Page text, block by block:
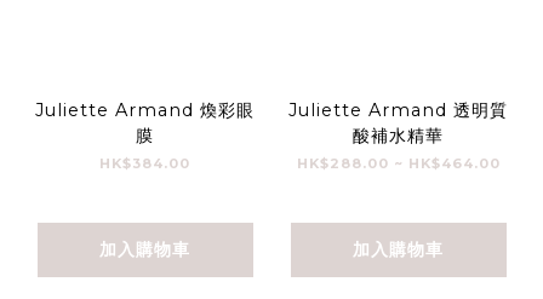
Juliette Armand 煥彩眼
膜
HK$384.00
加入購物車
Juliette Armand 透明質
酸補水精華
HK$288.00 ~ HK$464.00
加入購物車